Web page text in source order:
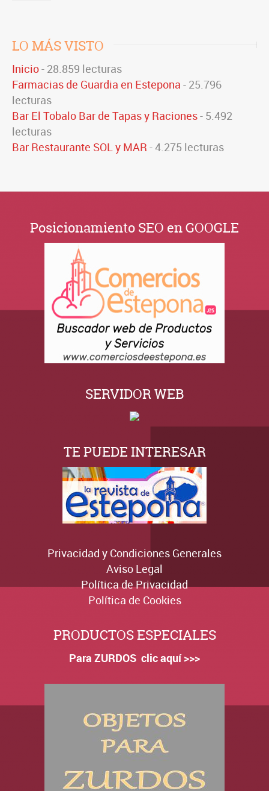
LO MÁS VISTO
Inicio- 28.859 lecturas
Farmacias de Guardia en Estepona - 25.796
lecturas
Bar El Tobalo Bar de Tapas y Raciones- 5.492
lecturas
Bar Restaurante SOL y MAR - 4.275 lecturas
Posicionamiento SEO en GOOGLE
SERVIDOR WEB
TE PUEDE INTERESAR
Privacidad y Condiciones Generales
Aviso Legal
Política de Privacidad
Política de Cookies
PRODUCTOS ESPECIALES
Para ZURDOS clic aquí >>>